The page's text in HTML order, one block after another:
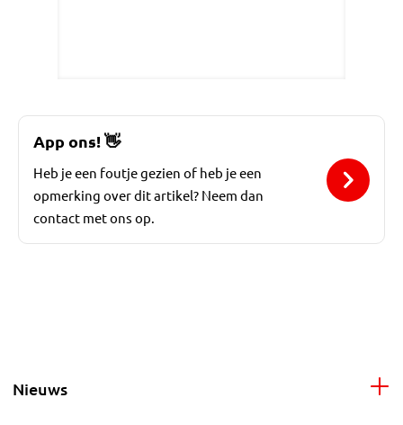
App ons!👋
Heb je een foutje gezien of heb je een
opmerking over dit artikel? Neem dan
contact met ons op.
Nieuws